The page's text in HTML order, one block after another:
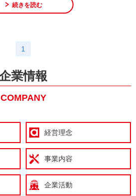
続きを読む
1
業情報
COMPANY
経営理念
事業内容
企業活動